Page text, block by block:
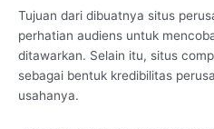
Tujuan dari dibuatnya situs
perhatian audiens untuk
ditawarkan. Selain itu, situs
sebagai bentuk kredibilitas
usahanya.